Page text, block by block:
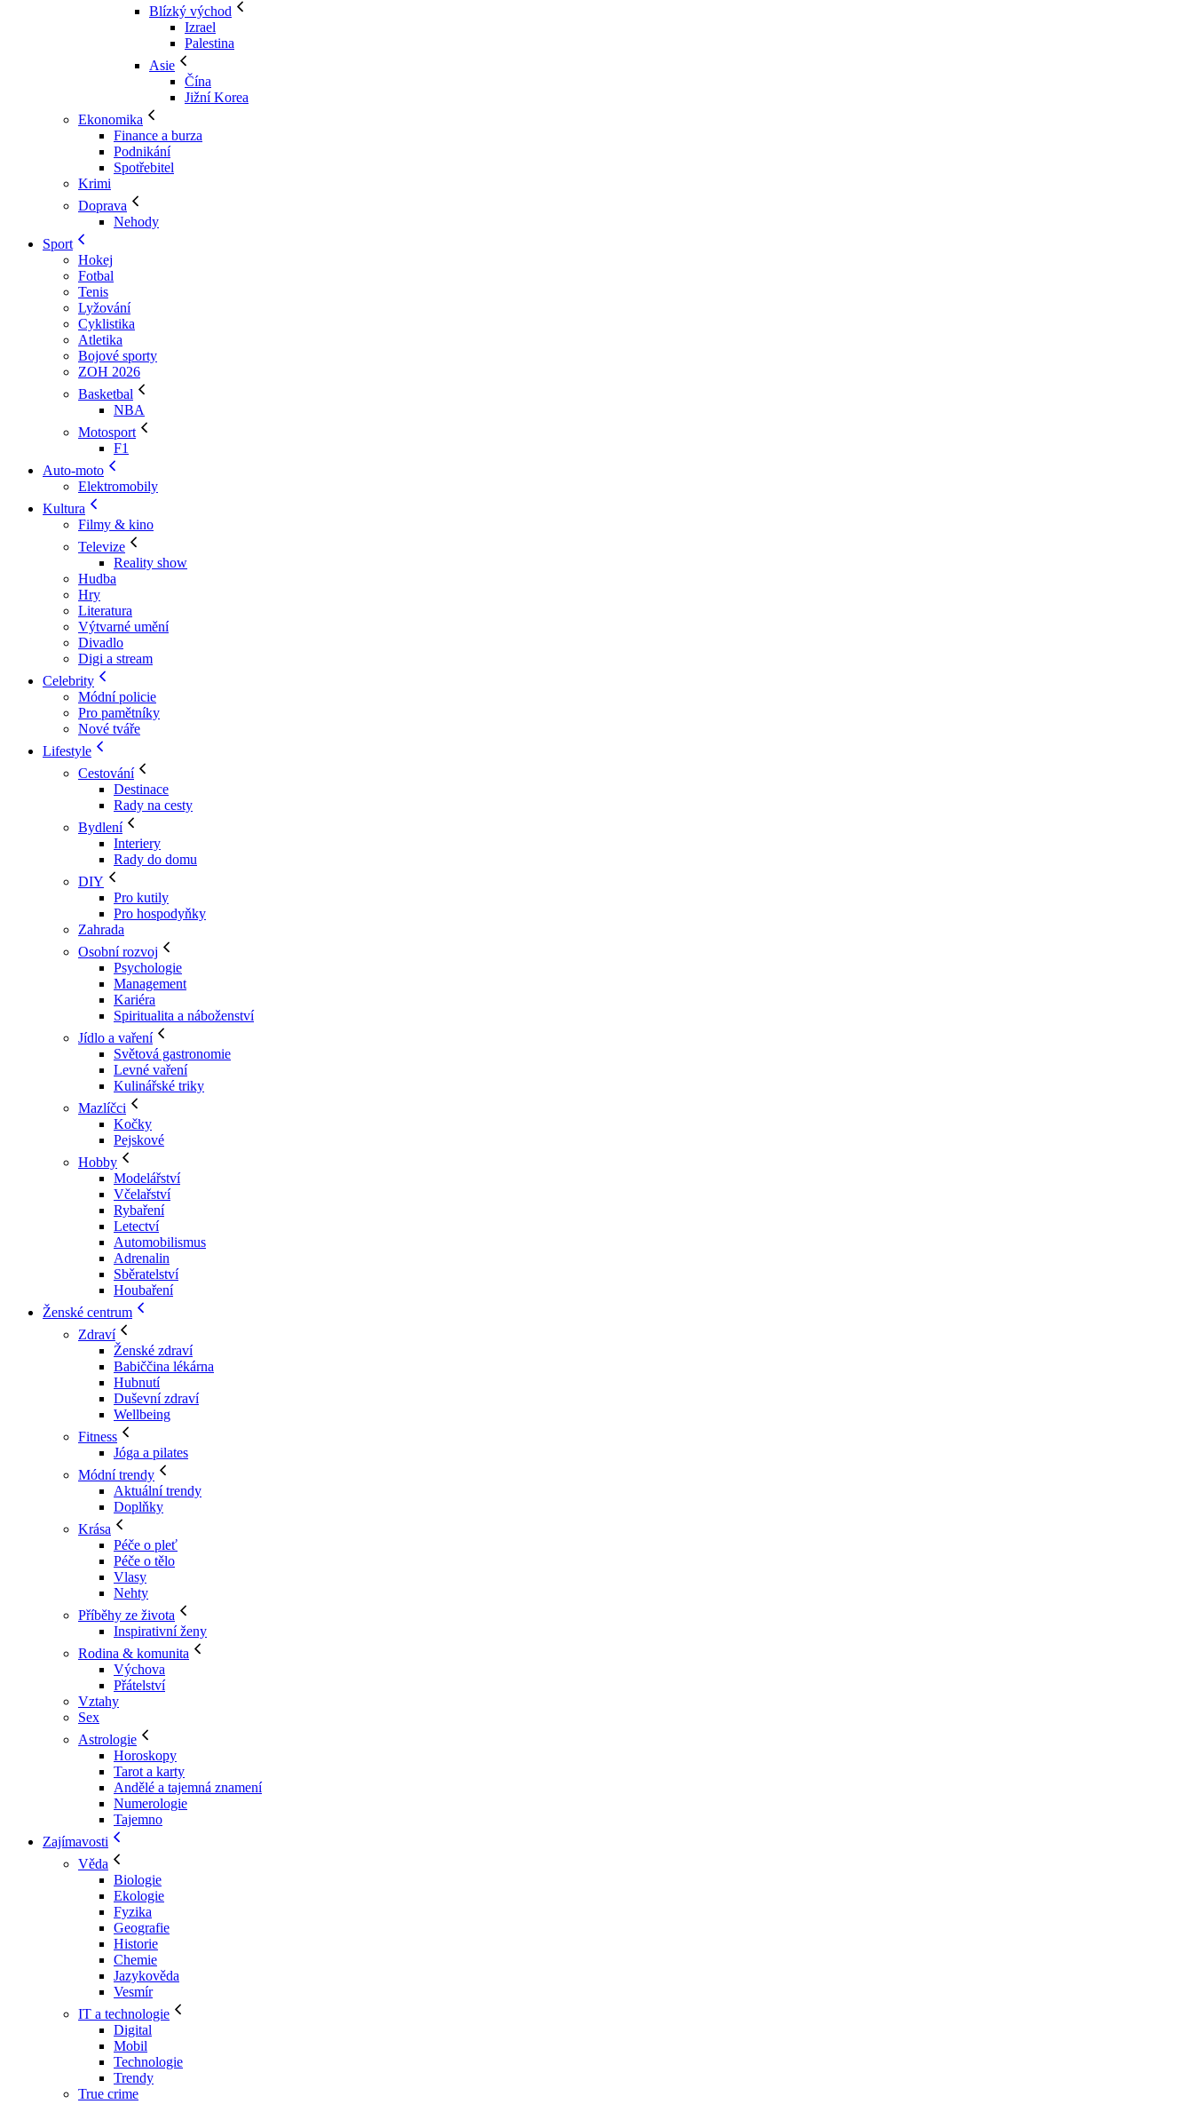
Blízký východ
Izrael
Palestina
Asie
Čína
Jižní Korea
Ekonomika
Finance a burza
Podnikání
Spotřebitel
Krimi
Doprava
Nehody
Sport
Hokej
Fotbal
Tenis
Lyžování
Cyklistika
Atletika
Bojové sporty
ZOH 2026
Basketbal
NBA
Motosport
F1
Auto-moto
Elektromobily
Kultura
Filmy & kino
Televize
Reality show
Hudba
Hry
Literatura
Výtvarné umění
Divadlo
Digi a stream
Celebrity
Módní policie
Pro pamětníky
Nové tváře
Lifestyle
Cestování
Destinace
Rady na cesty
Bydlení
Interiery
Rady do domu
DIY
Pro kutily
Pro hospodyňky
Zahrada
Osobní rozvoj
Psychologie
Management
Kariéra
Spiritualita a náboženství
Jídlo a vaření
Světová gastronomie
Levné vaření
Kulinářské triky
Mazlíčci
Kočky
Pejskové
Hobby
Modelářství
Včelařství
Rybaření
Letectví
Automobilismus
Adrenalin
Sběratelství
Houbaření
Ženské centrum
Zdraví
Ženské zdraví
Babiččina lékárna
Hubnutí
Duševní zdraví
Wellbeing
Fitness
Jóga a pilates
Módní trendy
Aktuální trendy
Doplňky
Krása
Péče o pleť
Péče o tělo
Vlasy
Nehty
Příběhy ze života
Inspirativní ženy
Rodina & komunita
Výchova
Přátelství
Vztahy
Sex
Astrologie
Horoskopy
Tarot a karty
Andělé a tajemná znamení
Numerologie
Tajemno
Zajímavosti
Věda
Biologie
Ekologie
Fyzika
Geografie
Historie
Chemie
Jazykověda
Vesmír
IT a technologie
Digital
Mobil
Technologie
Trendy
True crime